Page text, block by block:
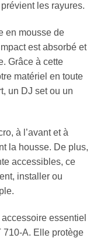
les rayures.
en mousse de
est absorbé et
Grâce à cette
matériel en toute
un DJ set ou un
à l’avant et à
la housse. De plus,
accessibles, ce
installer ou
essentiel
710-A. Elle protège